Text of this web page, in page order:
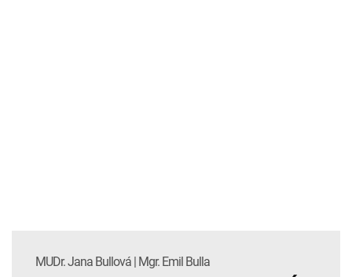
MUDr. Jana Bullová | Mgr. Emil Bulla